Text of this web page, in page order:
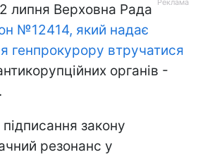
липня Верховна Рада
№12414, який надає
генпрокурору втручатися
органів -
закону
резонанс у